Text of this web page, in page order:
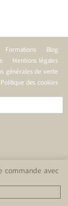
commande avec
Formations
Blog
Mentions légales
générales de vente
Politique des cookies
VOUS